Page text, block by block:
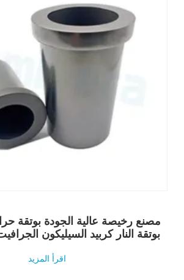
اقرأ المزيد